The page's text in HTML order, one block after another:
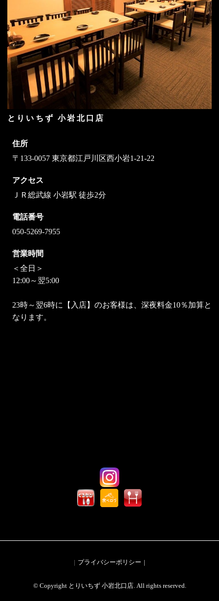
とりいちず 小岩北口店
住所
〒133-0057 東京都江戸川区西小岩1-21-22
アクセス
ＪＲ総武線 小岩駅 徒歩2分
電話番号
050-5269-7955
営業時間
＜全日＞
12:00～翌5:00
23時～翌6時に【入店】のお客様は、深夜料金10％加算と
なります。
プライバシーポリシー
© Copyright とりいちず 小岩北口店. All rights reserved.